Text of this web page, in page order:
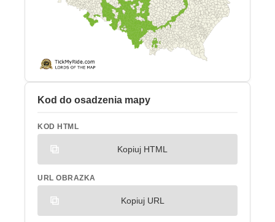
Kod do osadzenia mapy
KOD HTML
Kopiuj HTML
URL OBRAZKA
Kopiuj URL